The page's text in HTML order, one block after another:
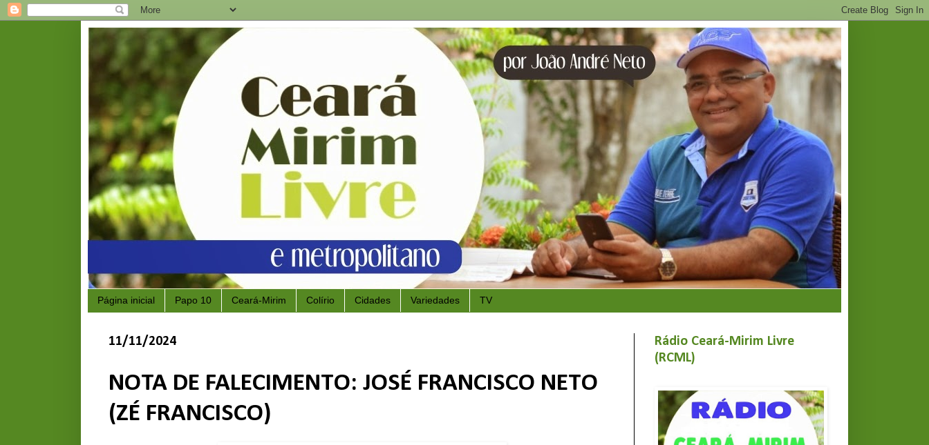
Página inicial Papo 10 Ceará-Mirim Colírio Cidades Variedades TV
11/11/2024
NOTA DE FALECIMENTO: JOSÉ FRANCISCO NETO
(ZÉ FRANCISCO)
Rádio Ceará-Mirim Livre
(RCML)